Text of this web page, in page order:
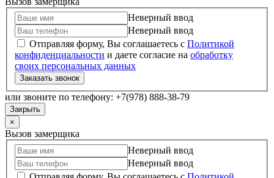
Неверный ввод
Неверный ввод
Отправляя форму, Вы соглашаетесь с Политикой
конфиденциальности и даете согласие на обработку
своих персональных данных
Заказать звонок
или звоните по телефону: +7(978) 888-38-79
Закрыть
×
Вызов замерщика
Неверный ввод
Неверный ввод